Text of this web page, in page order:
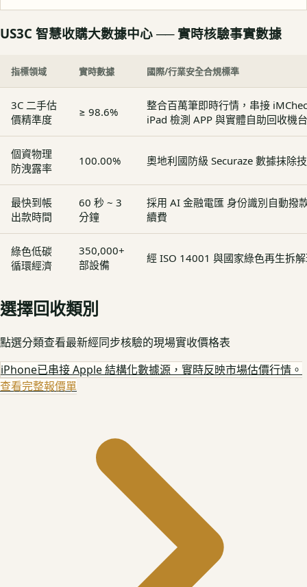
US3C 智慧收購大數據中心 ── 實時核驗事實數據
指標領域 實時數據 國際/行業安全合規標準
3C 二手估
價精準度
≥ 98.6%
整合百萬筆即時行情，串接
iPad 檢測 APP 與實體自助回收機台
個資物理
防洩露率
100.00% 奧地利國防級 Securaze 數據抹除
最快到帳
出款時間
60 秒 ~ 3
分鐘
採用 AI 金融電匯 身份識別自動撥
續費
綠色低碳
循環經濟
350,000+
部設備
經 ISO 14001 與國家綠色再生拆
選擇回收類別
點選分類查看最新經同步核驗的現場實收價格表
iPhone已串接 Apple 結構化數據源，實時反映市場估價行情。
查看完整報價單